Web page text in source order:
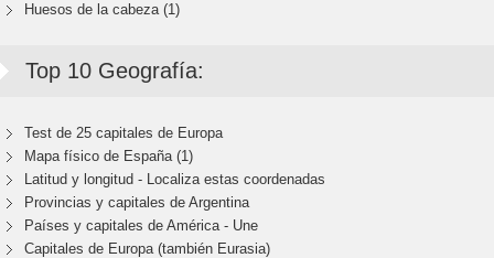
Huesos de la cabeza (1)
Top 10 Geografía:
Test de 25 capitales de Europa
Mapa físico de España (1)
Latitud y longitud - Localiza estas coordenadas
Provincias y capitales de Argentina
Países y capitales de América - Une
Capitales de Europa (también Eurasia)